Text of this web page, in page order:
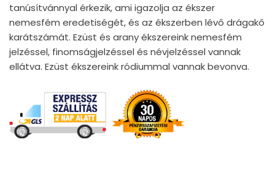
tanúsítvánnyal érkezik, ami igazolja az ékszer
nemesfém eredetiségét, és az ékszerben lévő drágakő
karátszámát. Ezüst és arany ékszereink nemesfém
jelzéssel, finomságjelzéssel és névjelzéssel vannak
ellátva. Ezüst ékszereink ródiummal vannak bevonva.